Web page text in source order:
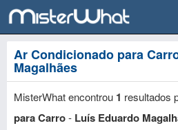
Ar Condicionado para
Magalhães
MisterWhat encontrou 1 resultados
para Carro- Luís Eduardo